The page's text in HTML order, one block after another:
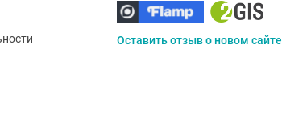
Оставить отзыв о новом сайте